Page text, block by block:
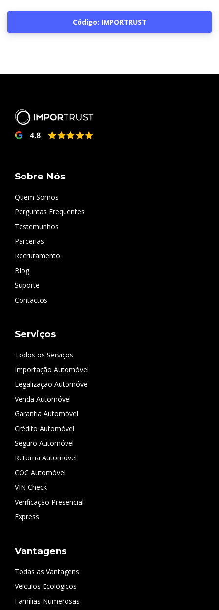
Código: IMPORTRUST
Sobre Nós
Quem Somos
Perguntas Frequentes
Testemunhos
Parcerias
Recrutamento
Blog
Suporte
Contactos
Serviços
Todos os Serviços
Importação Automóvel
Legalização Automóvel
Venda Automóvel
Garantia Automóvel
Crédito Automóvel
Seguro Automóvel
Retoma Automóvel
COC Automóvel
VIN Check
Verificação Presencial
Express
Vantagens
Todas as Vantagens
Veículos Ecológicos
Famílias Numerosas